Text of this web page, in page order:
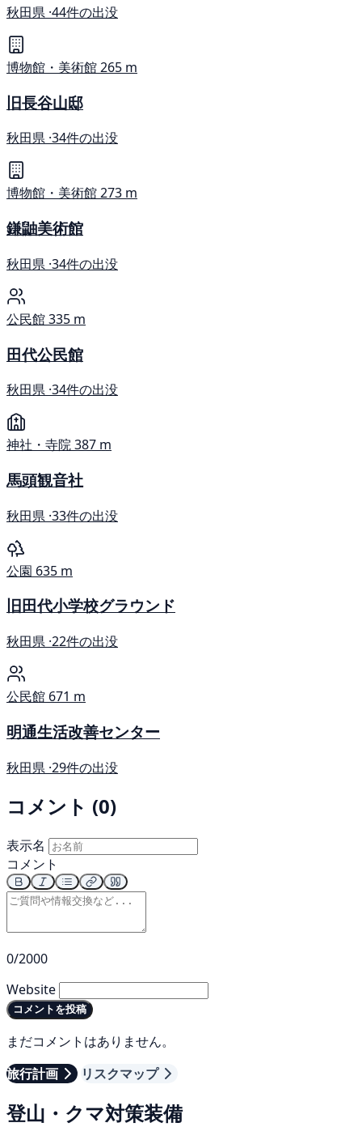
秋田県 ·44件の出没
博物館・美術館265 m
旧長谷山邸
秋田県 ·34件の出没
博物館・美術館273 m
鎌鼬美術館
秋田県 ·34件の出没
公民館335 m
田代公民館
秋田県 ·34件の出没
神社・寺院387 m
馬頭観音社
秋田県 ·33件の出没
公園 635 m
旧田代小学校グラウンド
秋田県 ·22件の出没
公民館 671 m
明通生活改善センター
秋田県 ·29件の出没
コメント (0)
表示名
コメント
0/2000
Website
コメントを投稿
まだコメントはありません。
旅行計画
リスクマップ
登山・クマ対策装備